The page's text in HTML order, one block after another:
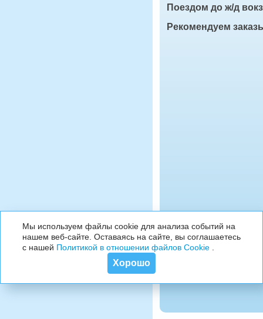
Поездом до ж/д
Рекомендуем
Мы используем файлы cookie для анализа событий на
нашем веб-сайте. Оставаясь на сайте, вы соглашаетесь
с нашей Политикой в отношении файлов Cookie.
Хорошо